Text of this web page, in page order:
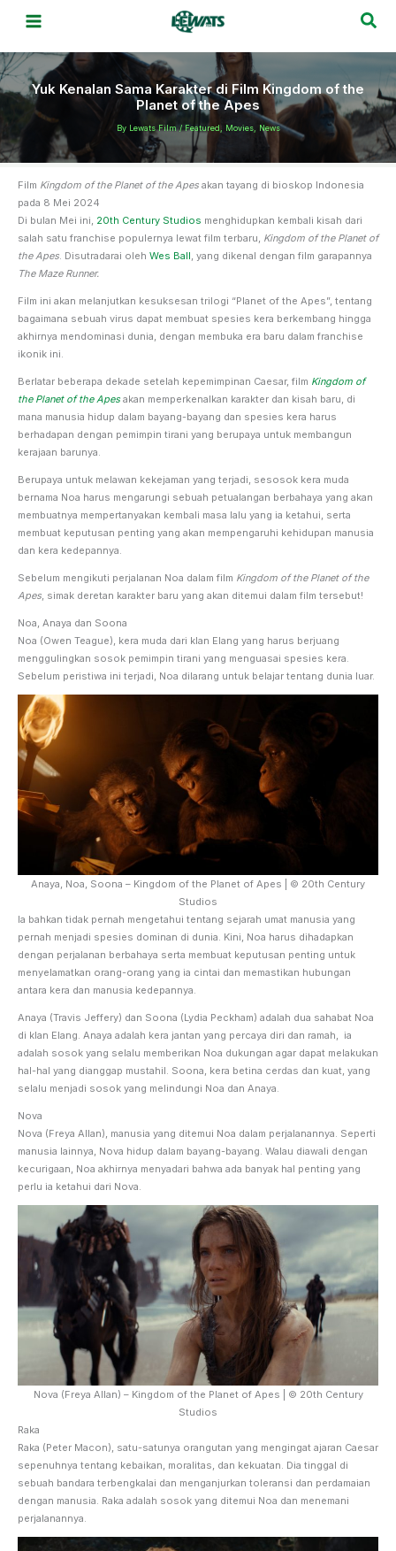
Yuk Kenalan Sama Karakter di Film Kingdom of the
Planet of the Apes
By Lewats Film/ Featured, Movies, News
Film Kingdom of the Planet of the Apes akan tayang di bioskop Indonesia
pada 8 Mei 2024
Di bulan Mei ini, 20th Century Studios menghidupkan kembali kisah dari
salah satu franchise populernya lewat film terbaru, Kingdom of the Planet of
the Apes . Disutradarai oleh Wes Ball , yang dikenal dengan film garapannya
The Maze Runner.
Film ini akan melanjutkan kesuksesan trilogi “Planet of the Apes”, tentang
bagaimana sebuah virus dapat membuat spesies kera berkembang hingga
akhirnya mendominasi dunia, dengan membuka era baru dalam franchise
ikonik ini.
Berlatar beberapa dekade setelah kepemimpinan Caesar, film Kingdom of
the Planet of the Apes akan memperkenalkan karakter dan kisah baru, di
mana manusia hidup dalam bayang-bayang dan spesies kera harus
berhadapan dengan pemimpin tirani yang berupaya untuk membangun
kerajaan barunya.
Berupaya untuk melawan kekejaman yang terjadi, sesosok kera muda
bernama Noa harus mengarungi sebuah petualangan berbahaya yang akan
membuatnya mempertanyakan kembali masa lalu yang ia ketahui, serta
membuat keputusan penting yang akan mempengaruhi kehidupan manusia
dan kera kedepannya.
Sebelum mengikuti perjalanan Noa dalam film Kingdom of the Planet of the
Apes , simak deretan karakter baru yang akan ditemui dalam film tersebut!
Noa, Anaya dan Soona
Noa (Owen Teague), kera muda dari klan Elang yang harus berjuang
menggulingkan sosok pemimpin tirani yang menguasai spesies kera.
Sebelum peristiwa ini terjadi, Noa dilarang untuk belajar tentang dunia luar.
Anaya, Noa, Soona – Kingdom of the Planet of Apes | © 20th Century
Studios
Ia bahkan tidak pernah mengetahui tentang sejarah umat manusia yang
pernah menjadi spesies dominan di dunia. Kini, Noa harus dihadapkan
dengan perjalanan berbahaya serta membuat keputusan penting untuk
menyelamatkan orang-orang yang ia cintai dan memastikan hubungan
antara kera dan manusia kedepannya.
Anaya (Travis Jeffery) dan Soona (Lydia Peckham) adalah dua sahabat Noa
di klan Elang. Anaya adalah kera jantan yang percaya diri dan ramah, ia
adalah sosok yang selalu memberikan Noa dukungan agar dapat melakukan
hal-hal yang dianggap mustahil. Soona, kera betina cerdas dan kuat, yang
selalu menjadi sosok yang melindungi Noa dan Anaya.
Nova
Nova (Freya Allan), manusia yang ditemui Noa dalam perjalanannya. Seperti
manusia lainnya, Nova hidup dalam bayang-bayang. Walau diawali dengan
kecurigaan, Noa akhirnya menyadari bahwa ada banyak hal penting yang
perlu ia ketahui dari Nova.
Nova (Freya Allan) – Kingdom of the Planet of Apes | © 20th Century
Studios
Raka
Raka (Peter Macon), satu-satunya orangutan yang mengingat ajaran Caesar
sepenuhnya tentang kebaikan, moralitas, dan kekuatan. Dia tinggal di
sebuah bandara terbengkalai dan menganjurkan toleransi dan perdamaian
dengan manusia. Raka adalah sosok yang ditemui Noa dan menemani
perjalanannya.